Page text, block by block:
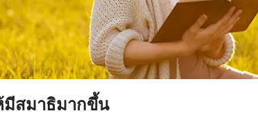
สมาธิมากขึ้น